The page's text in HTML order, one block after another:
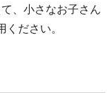
、小さなお子さん
ださい。